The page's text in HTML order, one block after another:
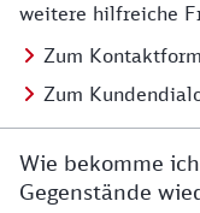
weitere hilfreiche
Zum
Zum
Wie bekomme
Gegenstände